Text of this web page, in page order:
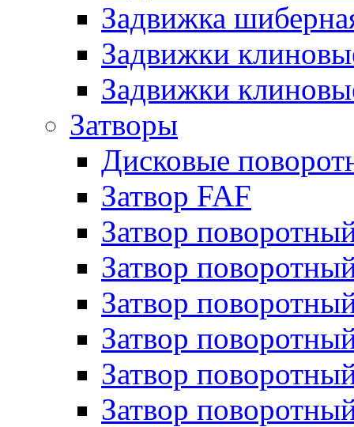
Задвижка
Задвижки
Задвижки
Затворы
Дисковые
Затвор FAF
Затвор
Затвор
Затвор
Затвор
Затвор
Затвор